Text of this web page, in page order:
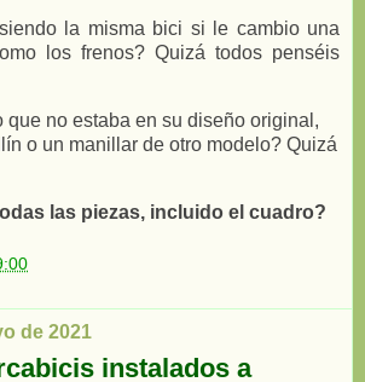
la misma bici si le cambio una
los frenos? Quizá todos penséis
que no estaba en su diseño original,
o un manillar de otro modelo? Quizá
las piezas, incluido el cuadro?
de 2021
instalados a